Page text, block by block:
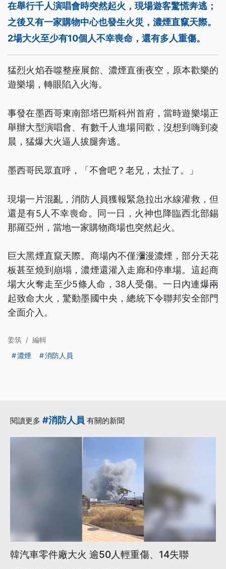
在舉行千人演唱會時突然起火，現場遊客驚慌奔逃；
之後又有一家購物中心也發生火災，濃煙直竄天際。
2場大火至少有10個人不幸喪命，還有多人重傷。
猛烈火焰吞噬整座展館、濃煙直衝夜空，原本歡樂的
遊樂場，轉眼陷入火海。
事發在墨西哥東南部塔巴斯科州首府，當時遊樂場正
舉辦大型演唱會、有數千人進場同歡，沒想到嗨到凌
晨，猛爆大火逼人拔腿奔逃。
墨西哥民眾直呼，「不會吧？老兄，太扯了。」
現場一片混亂，消防人員獲報緊急拉出水線灌救，但
還是有5人不幸喪命。同一日，火神也降臨西北部錫
那羅亞州，當地一家購物商場也突然起火。
巨大黑煙直竄天際。商場內不僅瀰漫濃煙，部分天花
板甚至燒到崩塌，濃煙還灌入走廊和停車場。這起商
場大火奪走至少5條人命，38人受傷。一日內連爆兩
起致命大火，驚動墨國中央，總統下令聯邦安全部門
全面介入。
姜筑 / 編輯
濃煙
消防人員
閱讀更多 #消防人員 有關的新聞
韓汽車零件廠大火 逾50人輕重傷、14失聯